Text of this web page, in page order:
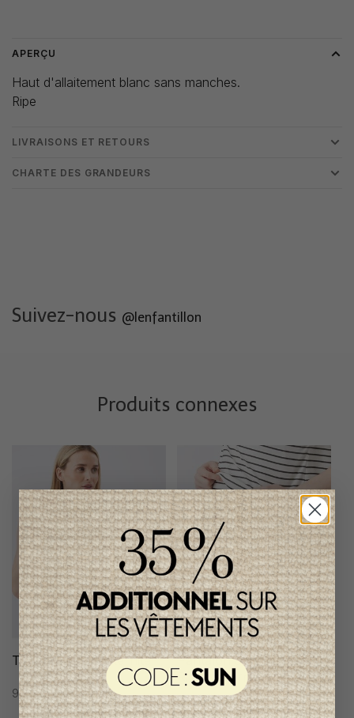
APERÇU
Haut d'allaitement blanc sans manches.
Ripe
LIVRAISONS ET RETOURS
CHARTE DES GRANDEURS
Suivez-nous @lenfantillon
Produits connexes
Tunique Ripe Maternité
94,95$CA
Pantalon Jambes Larges
Ripe Maternité
102,95$CA